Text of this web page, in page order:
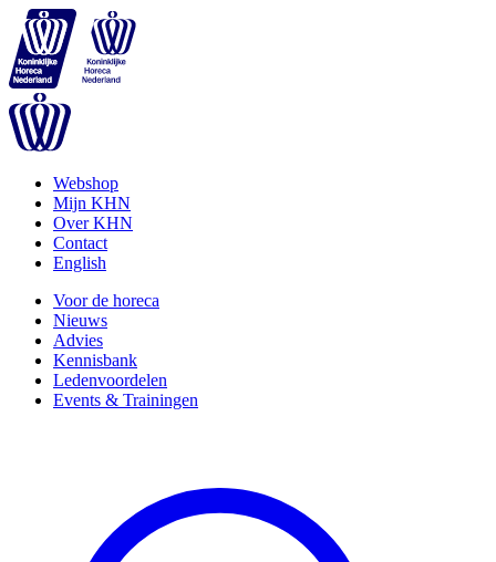
Webshop
Mijn KHN
Over KHN
Contact
English
Voor de horeca
Nieuws
Advies
Kennisbank
Ledenvoordelen
Events & Trainingen